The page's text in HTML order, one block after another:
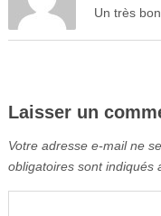
Un très
Laisser un
Votre adresse e-mail ne
obligatoires sont indiqués